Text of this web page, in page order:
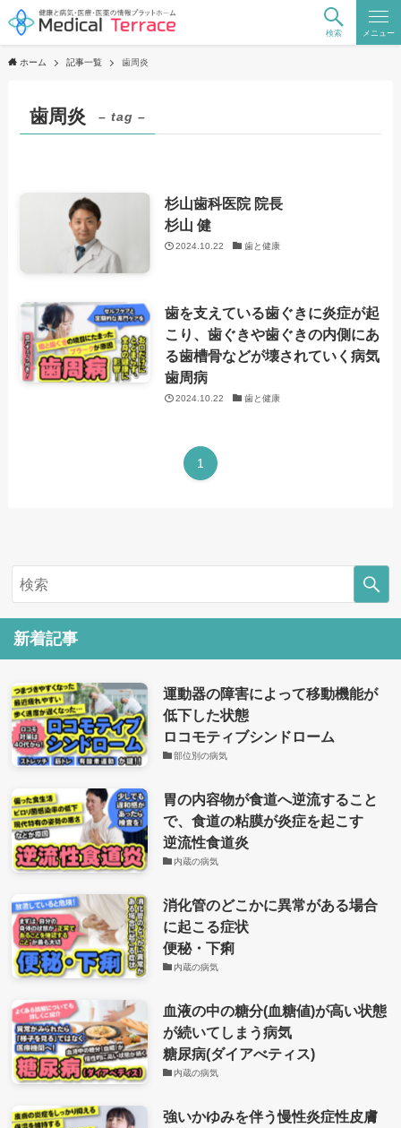
検索 メニュー
ホーム 記事一覧 歯周炎
歯周炎 – tag –
杉山歯科医院 院長
杉山 健
2024.10.22 歯と健康
歯を支えている歯ぐきに炎症が起
こり、歯ぐきや歯ぐきの内側にあ
る歯槽骨などが壊されていく病気
歯周病
2024.10.22 歯と健康
1
新着記事
運動器の障害によって移動機能が
低下した状態
ロコモティブシンドローム
部位別の病気
胃の内容物が食道へ逆流すること
で、食道の粘膜が炎症を起こす
逆流性食道炎
内蔵の病気
消化管のどこかに異常がある場合
に起こる症状
便秘・下痢
内蔵の病気
血液の中の糖分(血糖値)が高い状態
が続いてしまう病気
糖尿病(ダイアべティス)
内蔵の病気
強いかゆみを伴う慢性炎症性皮膚